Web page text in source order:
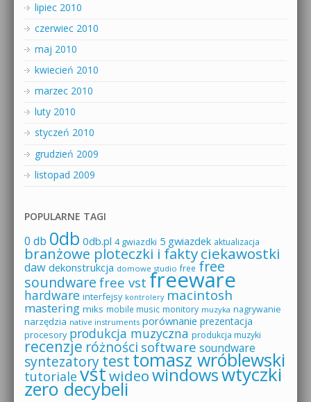
lipiec 2010
czerwiec 2010
maj 2010
kwiecień 2010
marzec 2010
luty 2010
styczeń 2010
grudzień 2009
listopad 2009
POPULARNE TAGI
0 db 0db 0db.pl 4 gwiazdki 5 gwiazdek aktualizacja
branżowe ploteczki i faktyciekawostki
daw dekonstrukcja domowe studio free free
soundware free vst freeware
hardware interfejsy kontrolery macintosh
mastering miks mobile music monitory muzyka nagrywanie
narzędzia native instruments porównanie prezentacja
procesory produkcja muzyczna produkcja muzyki
recenzje różności software soundware
syntezatorytesttomasz wróblewski
tutoriale vstwideowindowswtyczki
zero decybeli